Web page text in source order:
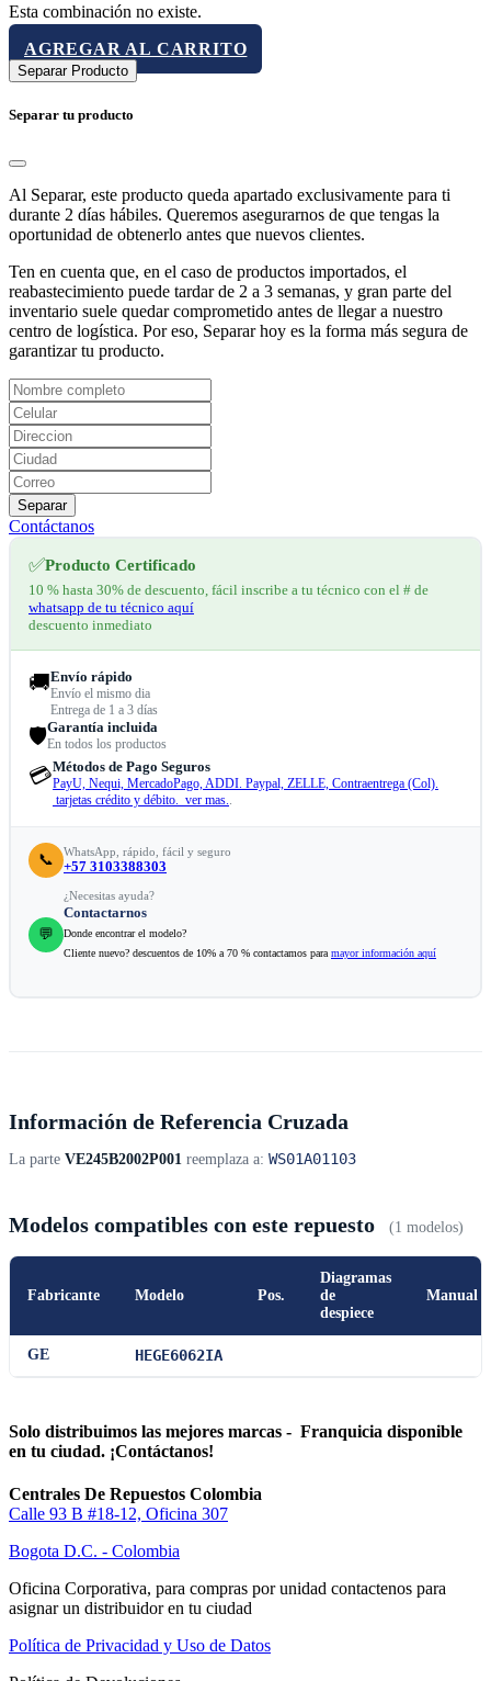
Esta combinación no existe.
AGREGAR AL CARRITO
Separar Producto
Separar tu producto
Al Separar, este producto queda apartado exclusivamente para ti
durante 2 días hábiles. Queremos asegurarnos de que tengas la
oportunidad de obtenerlo antes que nuevos clientes.
Ten en cuenta que, en el caso de productos importados, el
reabastecimiento puede tardar de 2 a 3 semanas, y gran parte del
inventario suele quedar comprometido antes de llegar a nuestro
centro de logística. Por eso, Separar hoy es la forma más segura de
garantizar tu producto.
Separar
Contáctanos
✅Producto Certificado
10 % hasta 30% de descuento, fácil inscribe a tu técnico con el # de
whatsapp de tu técnico aquí
descuento inmediato
🚚Envío rápido
Envío el mismo dia
Entrega de 1 a 3 días
🛡️Garantía incluida
En todos los productos
💳Métodos de Pago Seguros
PayU, Nequi, MercadoPago, ADDI. Paypal, ZELLE, Contraentrega (Col).
tarjetas crédito y débito. ver mas..
📞 WhatsApp, rápido, fácil y seguro
+57 3103388303
💬
¿Necesitas ayuda?
Contactarnos
Donde encontrar el modelo?
Cliente nuevo? descuentos de 10% a 70 % contactamos para mayor información aquí
Información de Referencia Cruzada
La parte VE245B2002P001 reemplaza a: WS01A01103
Modelos compatibles con este repuesto (1 modelos)
Fabricante Modelo Pos.
Diagramas
de
despiece
Manual
GE HEGE6062IA
Solo distribuimos las mejores marcas - Franquicia disponible
en tu ciudad. ¡Contáctanos!
Centrales De Repuestos Colombia
Calle 93 B #18-12, Oficina 307
Bogota D.C. - Colombia
Oficina Corporativa, para compras por unidad contactenos para
asignar un distribuidor en tu ciudad
Política de Privacidad y Uso de Datos